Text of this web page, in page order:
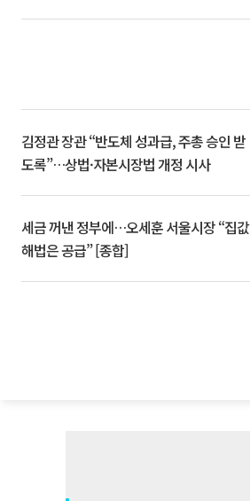
김정관 장관 “반도체 성과급, 주총 승인 받
도록”…상법·자본시장법 개정 시사
세금 꺼낸 정부에…오세훈 서울시장 “집값
해법은 공급” [종합]